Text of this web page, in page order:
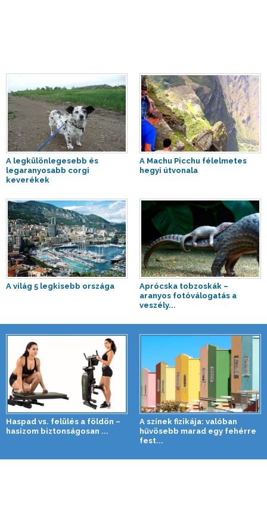
A legkülönlegesebb és
legaranyosabb corgi
keverékek
A Machu Picchu félelmetes
hegyi útvonala
A világ 5 legkisebb országa
Aprócska tobzoskák –
aranyos fotóválogatás a
veszély...
Haspad vs. felülés a földön –
hasizom biztonságosan ...
A színek fizikája: valóban
hűvösebb marad egy fehérre
fest...